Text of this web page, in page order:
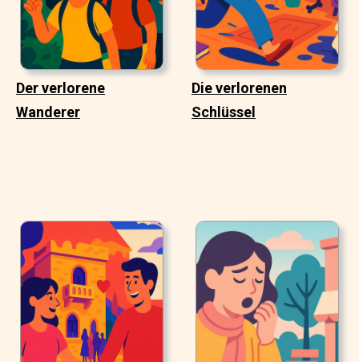
Der verlorene
Wanderer
Die verlorenen
Schlüssel